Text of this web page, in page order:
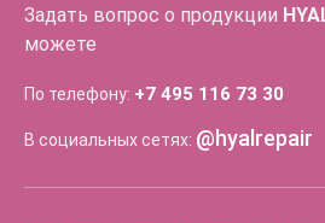
Задать вопрос о продукции
можете
По телефону: +7 495 116 73 30
В социальных сетях: @hyalrepair